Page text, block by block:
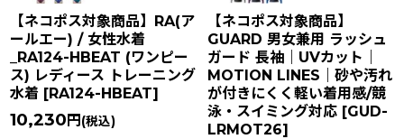
【ネコポス対象商品】RA(ア
ールエー) / 女性水着
_RA124-HBEAT (ワンピー
ス) レディース トレーニング
水着 [RA124-HBEAT]
10,230 円 (税込)
【ネコポス対象商品】
GUARD 男女兼用 ラッシュ
ガード 長袖｜UVカット｜
MOTION LINES｜砂や汚れ
が付きにくく軽い着用感/競
泳・スイミング対応 [GUD-
LRMOT26]